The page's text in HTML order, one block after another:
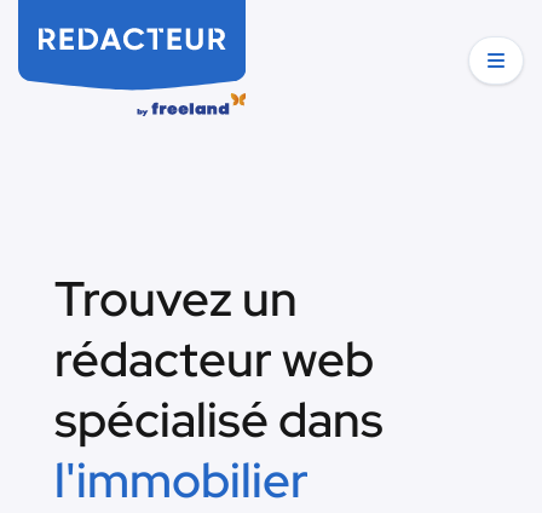
Trouvez un
rédacteur web
spécialisé dans
l'immobilier